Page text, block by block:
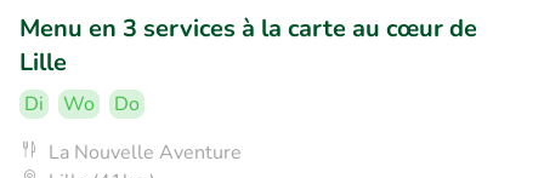
Menu en 3 services à la carte au cœur de
Lille
Di Wo
Do
La Nouvelle Aventure